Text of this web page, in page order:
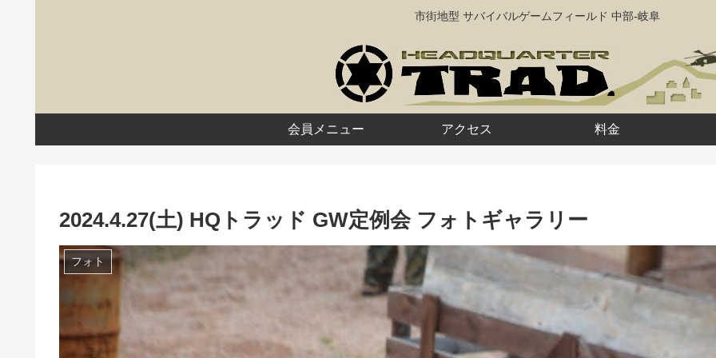
市街地型 サバイバルゲームフィールド 中部-岐阜
会員メニュー アクセス 料金
2024.4.27(土) HQトラッド GW定例会 フォトギャラリー
フォト